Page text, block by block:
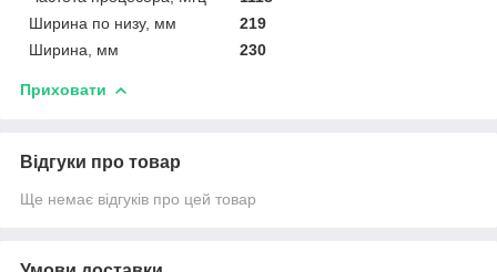
Ширина по низу, мм
219
Ширина, мм
230
Приховати
Відгуки про товар
Ще немає відгуків про цей товар